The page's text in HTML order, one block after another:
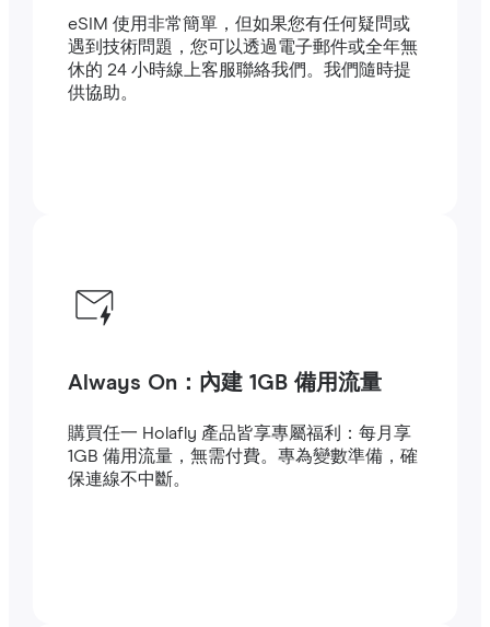
eSIM 使用非常簡單，但如果您有任何疑問或
遇到技術問題，您可以透過電子郵件或全年無
休的 24 小時線上客服聯絡我們。我們隨時提
供協助。
Always On：內建 1GB 備用流量
購買任一 Holafly 產品皆享專屬福利：每月享
1GB 備用流量，無需付費。專為變數準備，確
保連線不中斷。